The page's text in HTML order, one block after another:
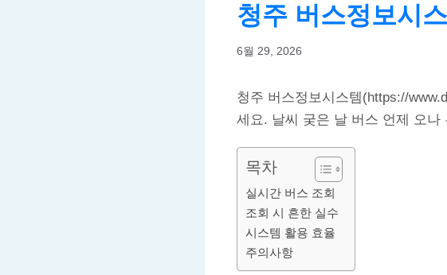
청주 버스정보시
6월 29, 2026
청주 버스정보시스템(https://
세요. 날씨 궂은 날 버스 언제 오
목차
실시간 버스 조회
조회 시 흔한 실수
시스템 활용 효율
주의사항